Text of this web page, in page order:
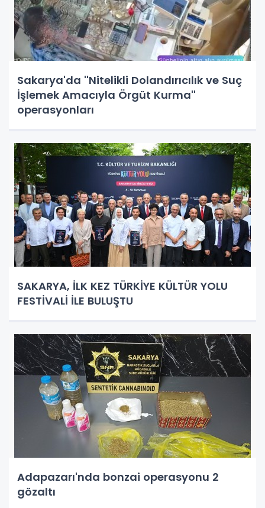
Sakarya'da ''Nitelikli Dolandırıcılık ve Suç
İşlemek Amacıyla Örgüt Kurma''
operasyonları
SAKARYA, İLK KEZ TÜRKİYE KÜLTÜR YOLU
FESTİVALİ İLE BULUŞTU
Adapazarı'nda bonzai operasyonu 2
gözaltı